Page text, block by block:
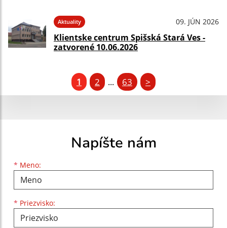
Aktuality 09. JÚN 2026
Klientske centrum Spišská Stará Ves -
zatvorené 10.06.2026
1 2 ... 63 >
Napíšte nám
* Meno:
Meno
* Priezvisko:
Priezvisko
E-mailová adresa